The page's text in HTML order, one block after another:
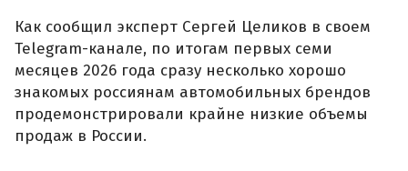
Как сообщил эксперт Сергей Целиков в своем
Telegram-канале, по итогам первых семи
месяцев 2026 года сразу несколько хорошо
знакомых россиянам автомобильных брендов
продемонстрировали крайне низкие объемы
продаж в России.